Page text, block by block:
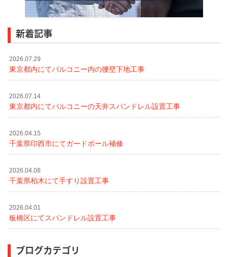
新着記事
2026.07.29
東京都内にてバルコニー内の腰壁下地工事
2026.07.14
東京都内にてバルコニーの天井スパンドレル設置工事
2026.04.15
千葉県印西市にてガードポール補修
2026.04.08
千葉県柏木にて手すり設置工事
2026.04.01
板橋区にてスパンドレル設置工事
ブログカテゴリ